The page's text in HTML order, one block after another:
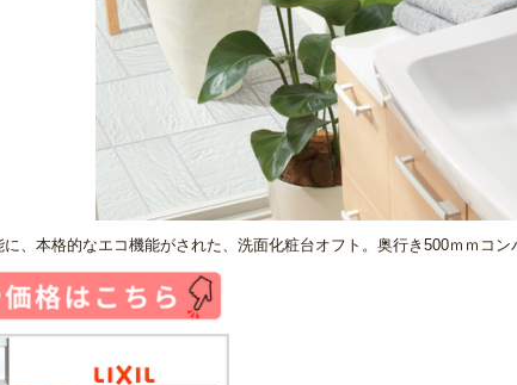
、本格的なエコ機能がされた、洗面化粧台オフト。奥行き500ｍｍコ